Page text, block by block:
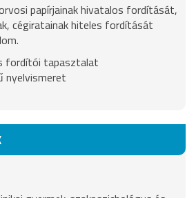
papírjainak hivatalos fordítását,
cégiratainak hiteles fordítását
fordítói tapasztalat
nyelvismeret